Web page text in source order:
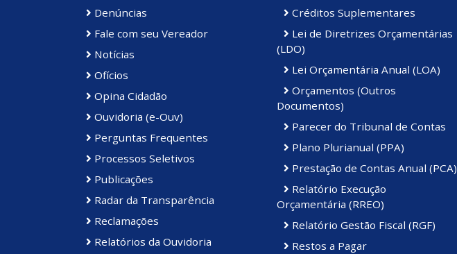
Denúncias
Fale com seu Vereador
Notícias
Ofícios
Opina Cidadão
Ouvidoria (e-Ouv)
Perguntas Frequentes
Processos Seletivos
Publicações
Radar da Transparência
Reclamações
Relatórios da Ouvidoria
Créditos Suplementares
Lei de Diretrizes Orçamentárias
(LDO)
Lei Orçamentária Anual (LOA)
Orçamentos (Outros
Documentos)
Parecer do Tribunal de Contas
Plano Plurianual (PPA)
Prestação de Contas Anual (PCA)
Relatório Execução
Orçamentária (RREO)
Relatório Gestão Fiscal (RGF)
Restos a Pagar